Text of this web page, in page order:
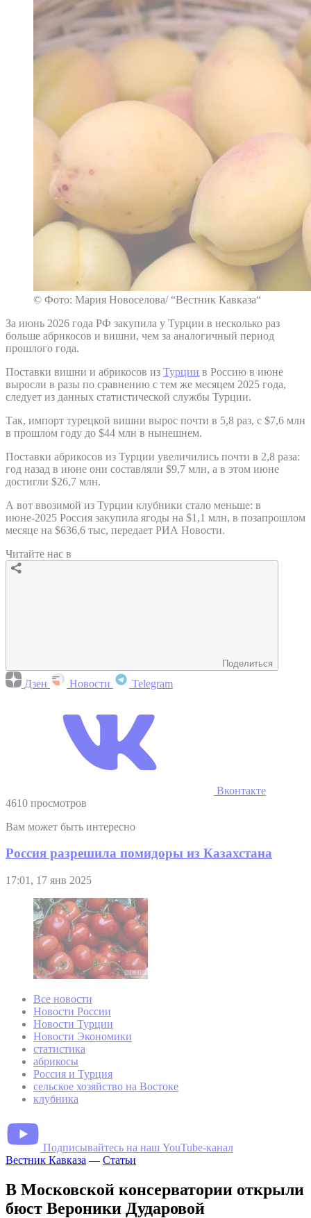
© Фото: Мария Новоселова/ “Вестник Кавказа“
За июнь 2026 года РФ закупила у Турции в несколько раз
больше абрикосов и вишни, чем за аналогичный период
прошлого года.
Поставки вишни и абрикосов из Турции в Россию в июне
выросли в разы по сравнению с тем же месяцем 2025 года,
следует из данных статистической службы Турции.
Так, импорт турецкой вишни вырос почти в 5,8 раз, с $7,6 млн
в прошлом году до $44 млн в нынешнем.
Поставки абрикосов из Турции увеличились почти в 2,8 раза:
год назад в июне они составляли $9,7 млн, а в этом июне
достигли $26,7 млн.
А вот ввозимой из Турции клубники стало меньше: в
июне-2025 Россия закупила ягоды на $1,1 млн, в позапрошлом
месяце на $636,6 тыс, передает РИА Новости.
Читайте нас в
Поделиться
Дзен Новости Telegram
Вконтакте
4610 просмотров
Вам может быть интересно
Россия разрешила помидоры из Казахстана
17:01, 17 янв 2025
Все новости
Новости России
Новости Турции
Новости Экономики
статистика
абрикосы
Россия и Турция
сельское хозяйство на Востоке
клубника
Подписывайтесь на наш YouTube-канал
Вестник Кавказа — Статьи
В Московской консерватории открыли
бюст Вероники Дударовой